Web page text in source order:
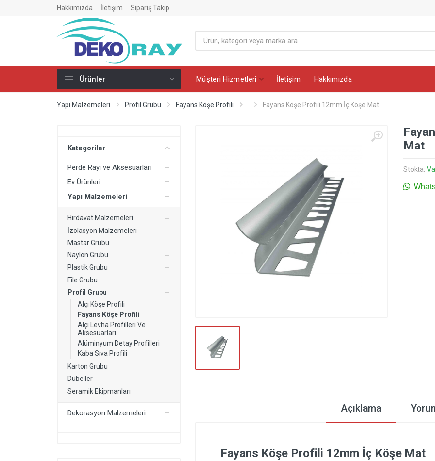
Hakkımızda İletişim Sipariş Takip
Perde Rayı ve Aksesuarları
Perde Rayı Montaj Ürünleri
Ev Ürünleri
Yapı Malzemeleri
Dekorasyon Malzemeleri
Kartonpiyer Modelleri
Ürünler Müşteri Hizmetleri İletişim Hakkımızda
Yapı Malzemeleri Profil Grubu Fayans Köşe Profili Fayans Köşe Profili 12mm İç Köşe Mat
Kategoriler
Perde Rayı ve Aksesuarları
Ev Ürünleri
Yapı Malzemeleri
Hırdavat Malzemeleri
İzolasyon Malzemeleri
Mastar Grubu
Naylon Grubu
Plastik Grubu
File Grubu
Profil Grubu
Alçı Köşe Profili
Fayans Köşe Profili
Alçı Levha Profilleri Ve
Aksesuarları
Alüminyum Detay Profilleri
Kaba Sıva Profili
Karton Grubu
Dübeller
Seramik Ekipmanları
Dekorasyon Malzemeleri
Mat
Stokta:
Açıklama
Fayans Köşe Profili 12mm İç Köşe Mat